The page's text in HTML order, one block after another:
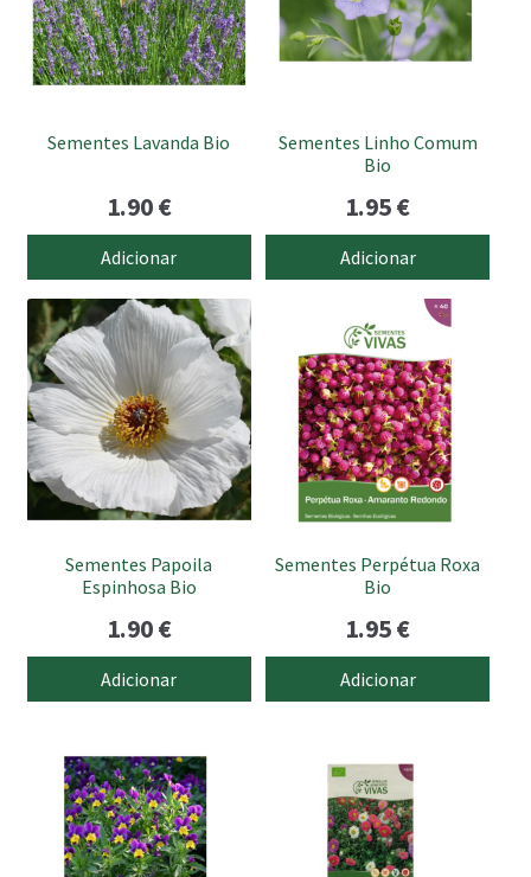
Sementes Lavanda Bio
1.90€
Adicionar
Sementes Linho Comum
Bio
1.95€
Adicionar
Sementes Papoila
Espinhosa Bio
1.90€
Adicionar
Sementes Perpétua Roxa
Bio
1.95€
Adicionar